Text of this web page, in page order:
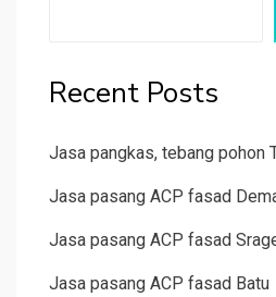
Recent Posts
Jasa pangkas, tebang pohon
Jasa pasang ACP fasad
Jasa pasang ACP fasad
Jasa pasang ACP fasad Batu